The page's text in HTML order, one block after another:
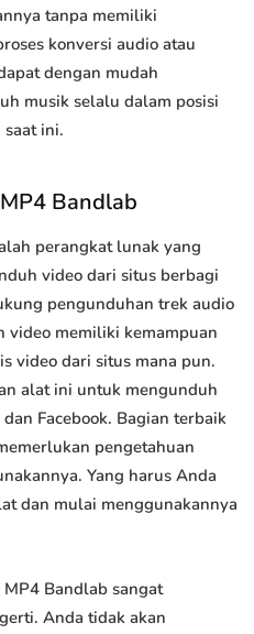
tanpa memiliki
konversi audio atau
dengan mudah
musik selalu dalam posisi
ini.
Bandlab
perangkat lunak yang
video dari situs berbagi
pengunduhan trek audio
memiliki kemampuan
video dari situs mana pun.
alat ini untuk mengunduh
Facebook. Bagian terbaik
pengetahuan
Yang harus Anda
dan mulai menggunakannya
Bandlab sangat
Anda tidak akan